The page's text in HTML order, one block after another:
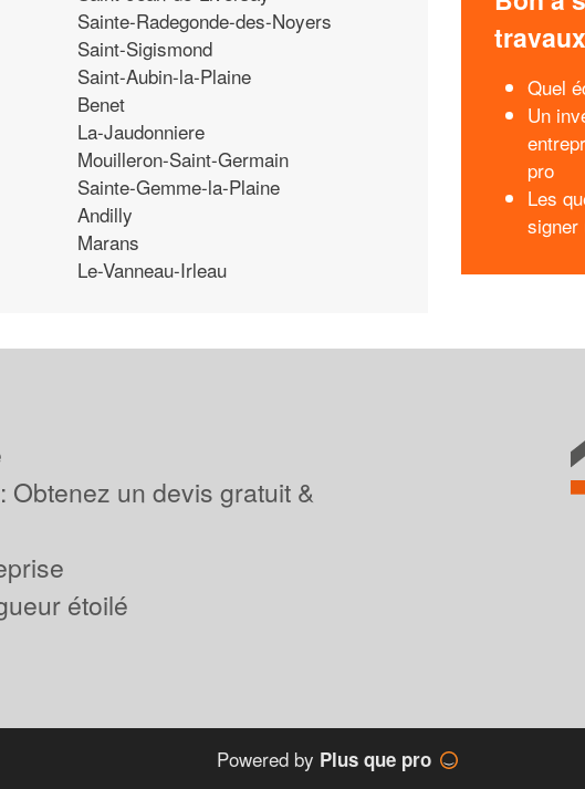
Sainte-Radegonde-des-Noyers
Saint-Sigismond
Saint-Aubin-la-Plaine
Benet
La-Jaudonniere
Mouilleron-Saint-Germain
Sainte-Gemme-la-Plaine
Andilly
Marans
Le-Vanneau-Irleau
travaux
Quel
Un
pro
Les
signer
Obtenez un devis gratuit &
étoilé
Powered by Plus que pro